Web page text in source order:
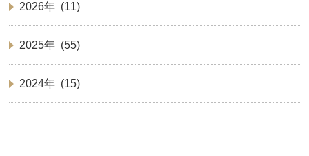
2026年 (11)
2025年 (55)
2024年 (15)